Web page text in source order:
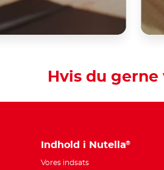
Hvis du
Indhold i Nutella®
Vores indsats